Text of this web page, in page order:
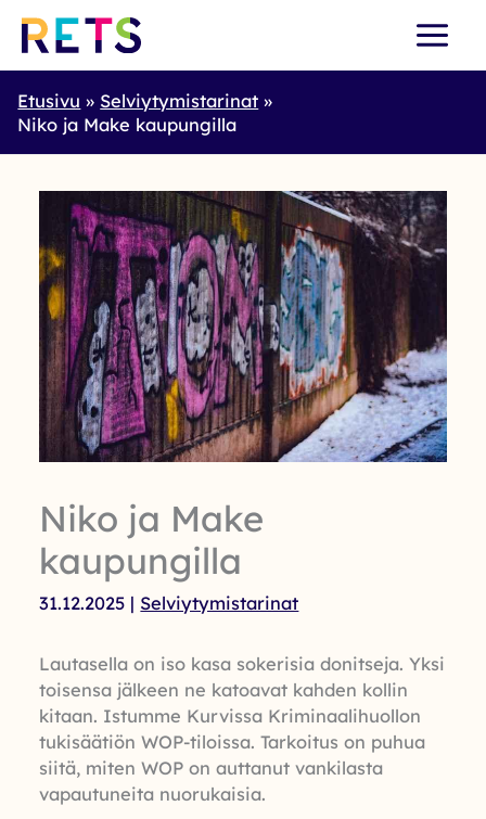
Skip
Etusivu
Selviytymistarinat
Niko ja Make kaupungilla
Niko ja Make
kaupungilla
31.12.2025 | Selviytymistarinat
Lautasella on iso kasa sokerisia donitseja. Yksi
toisensa jälkeen ne katoavat kahden kollin
kitaan. Istumme Kurvissa Kriminaalihuollon
tukisäätiön WOP-tiloissa. Tarkoitus on puhua
siitä, miten WOP on auttanut vankilasta
vapautuneita nuorukaisia.